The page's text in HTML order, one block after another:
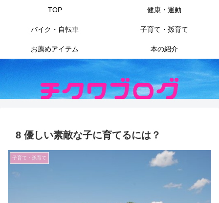
TOP 健康・運動
バイク・自転車 子育て・孫育て
お薦めアイテム 本の紹介
8 優しい素敵な子に育てるには？
子育て・孫育て